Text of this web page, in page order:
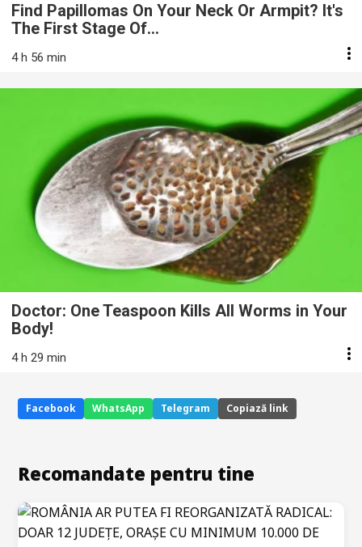
Find Papillomas On Your Neck Or Armpit? It's
The First Stage Of...
4 h 56 min
Doctor: One Teaspoon Kills All Worms in Your
Body!
4 h 29 min
Facebook WhatsApp Telegram Copiază link
Recomandate pentru tine